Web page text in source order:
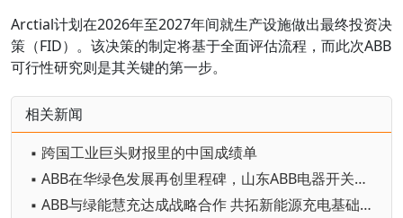
Arctial计划在2026年至2027年间就生产设施做出最终投资决
策（FID）。该决策的制定将基于全面评估流程，而此次ABB
可行性研究则是其关键的第一步。
相关新闻
▪ 跨国工业巨头财报里的中国成绩单
▪ ABB在华绿色发展再创里程碑，山东ABB电器开关有限公司获UL 2799 “铂金级” 认证
▪ ABB与绿能慧充达成战略合作 共拓新能源充电基础设施新机遇